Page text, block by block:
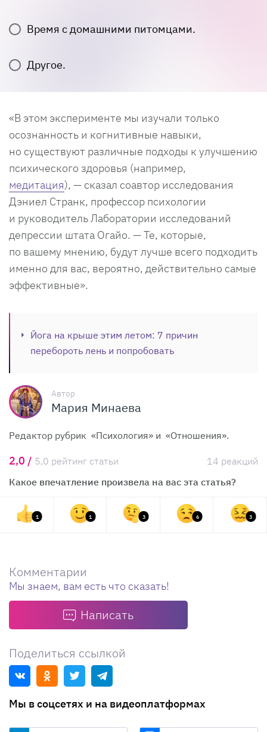
Время с домашними питомцами.
Другое.
«В этом эксперименте мы изучали только
осознанность и когнитивные навыки,
но существуют различные подходы к улучшению
психического здоровья (например,
медитация), — сказал соавтор исследования
Дэниел Странк, профессор психологии
и руководитель Лаборатории исследований
депрессии штата Огайо. — Те, которые,
по вашему мнению, будут лучше всего подходить
именно для вас, вероятно, действительно самые
эффективные».
Йога на крыше этим летом: 7 причин
перебороть лень и попробовать
Автор
Мария Минаева
Редактор рубрик «Психология» и «Отношения».
2,0 / 5,0 рейтинг статьи
14 реакций
Какое впечатление произвела на вас эта статья?
1 1 3 6 3
Комментарии
Мы знаем, вам есть что сказать!
Написать
Поделиться ссылкой
Мы в соцсетях и на видеоплатформах